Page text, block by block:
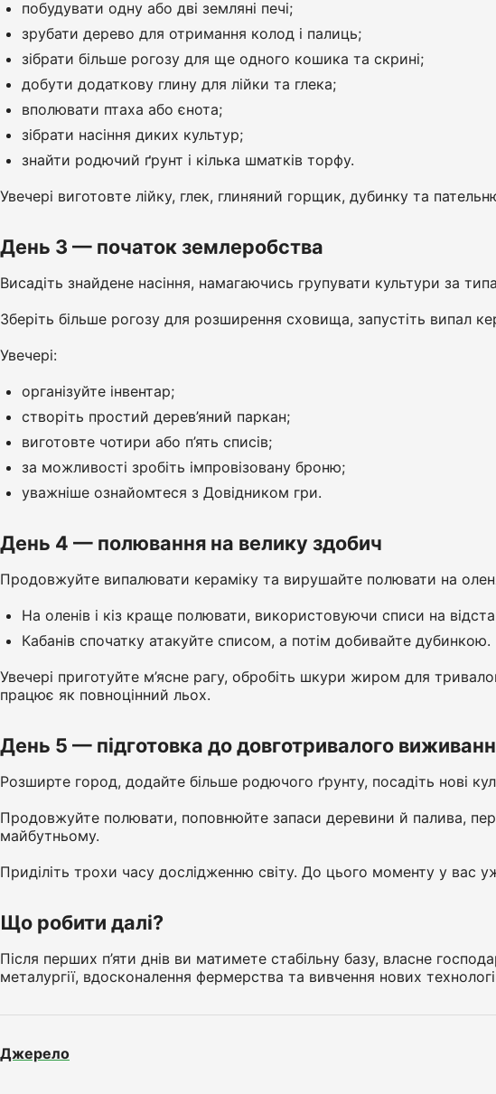
побудувати одну або дві земляні печі;
зрубати дерево для отримання колод і палиць;
зібрати більше рогозу для ще одного кошика та скрині;
добути додаткову глину для лійки та глека;
вполювати птаха або єнота;
зібрати насіння диких культур;
знайти родючий ґрунт і кілька шматків торфу.
Увечері виготовте лійку, глек, глиняний горщик, дубинку та
День 3 — початок землеробства
Висадіть знайдене насіння, намагаючись групувати культури за
Зберіть більше рогозу для розширення сховища, запустіть випал
Увечері:
організуйте інвентар;
створіть простий дерев’яний паркан;
виготовте чотири або п’ять списів;
за можливості зробіть імпровізовану броню;
уважніше ознайомтеся з Довідником гри.
День 4 — полювання на велику здобич
Продовжуйте випалювати кераміку та вирушайте полювати на
На оленів і кіз краще полювати, використовуючи списи на
Кабанів спочатку атакуйте списом, а потім добивайте дубинкою.
Увечері приготуйте м’ясне рагу, обробіть шкури жиром для
працює як повноцінний льох.
День 5 — підготовка до довготривалого
Розширте город, додайте більше родючого ґрунту, посадіть нові
Продовжуйте полювати, поповнюйте запаси деревини й палива,
майбутньому.
Приділіть трохи часу дослідженню світу. До цього моменту у вас
Що робити далі?
Після перших п’яти днів ви матимете стабільну базу, власне
металургії, вдосконалення фермерства та вивчення нових
Джерело